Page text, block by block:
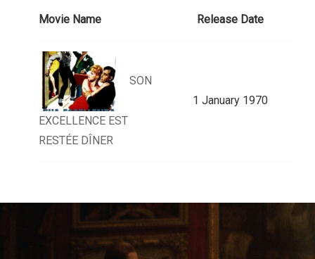
Movie Name Release Date
SON
EXCELLENCE EST
RESTÉE DÎNER
1 January 1970